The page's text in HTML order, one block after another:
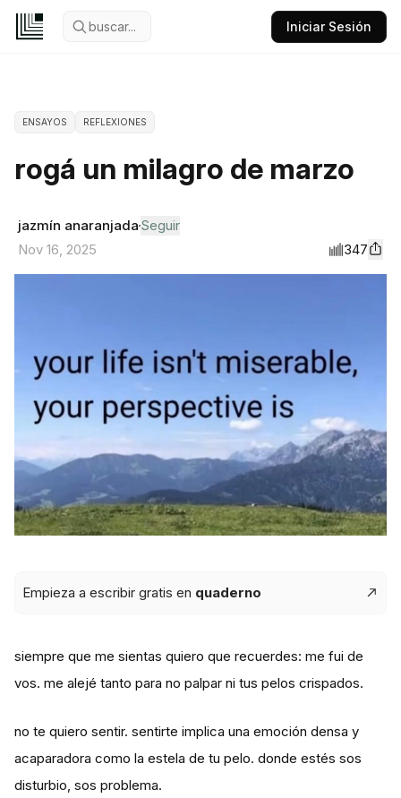
buscar... Iniciar Sesión
ENSAYOS REFLEXIONES
rogá un milagro de marzo
jazmín anaranjada Seguir
Nov 16, 2025
347
Empieza a escribir gratis en quaderno
siempre que me sientas quiero que recuerdes: me fui de
vos. me alejé tanto para no palpar ni tus pelos crispados.
no te quiero sentir. sentirte implica una emoción densa y
acaparadora como la estela de tu pelo. donde estés sos
disturbio, sos problema.